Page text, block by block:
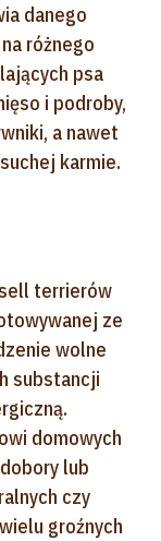
danego
różnego
psa
i podroby,
a nawet
karmie.
terrierów
ze
wolne
substancji
domowych
lub
czy
groźnych